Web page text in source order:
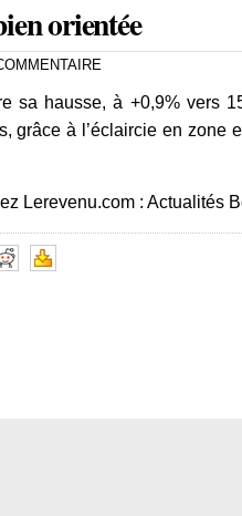
orientée
sa hausse, à +0,9% vers
grâce à l’éclaircie en zone
Lerevenu.com : Actualités